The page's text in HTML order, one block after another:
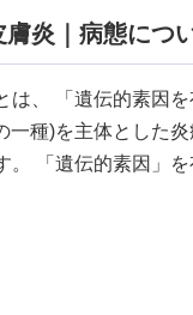
炎｜病態につ
、痒みを伴
一種)を主体とした炎
と定義されています。 「遺伝